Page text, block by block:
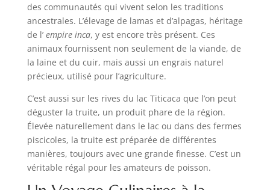
des communautés qui vivent selon les traditions
ancestrales. L’élevage de lamas et d’alpagas, héritage
de l’ empire inca, y est encore très présent. Ces
animaux fournissent non seulement de la viande, de
la laine et du cuir, mais aussi un engrais naturel
précieux, utilisé pour l’agriculture.
C’est aussi sur les rives du lac Titicaca que l’on peut
déguster la truite, un produit phare de la région.
Élevée naturellement dans le lac ou dans des fermes
piscicoles, la truite est préparée de différentes
manières, toujours avec une grande finesse. C’est un
véritable régal pour les amateurs de poisson.